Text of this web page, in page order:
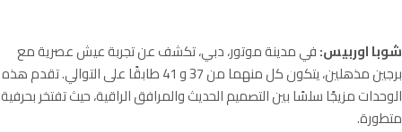
شوبا اوربيس:في مدينة موتور، دبي، تكشف عن تجربة عيش عصرية مع
برجين مذهلين، يتكون كل منهما من 37 و 41 طابقًا على التوالي. تقدم هذه
الوحدات مزيجًا سلسًا بين التصميم الحديث والمرافق الراقية، حيث تفتخر بحرفية
متطورة.